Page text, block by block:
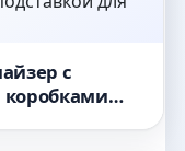
с